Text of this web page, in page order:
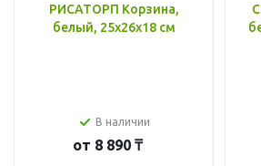
РИСАТОРП Корзина,
белый, 25x26x18 см
В наличии
от 8 890 ₸